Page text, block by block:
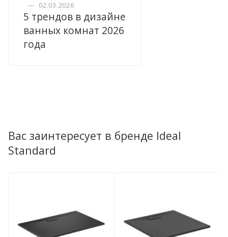
— 02.03.2026
5 трендов в дизайне
ванных комнат 2026
года
Вас заинтересует в бренде Ideal
Standard